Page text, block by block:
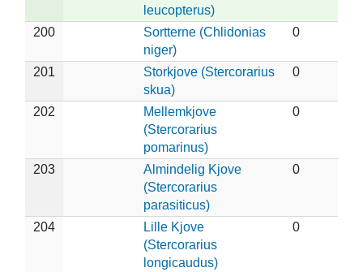
leucopterus)
200
Sortterne (Chlidonias
niger)
0
201
Storkjove (Stercorarius
skua)
0
202
Mellemkjove
(Stercorarius
pomarinus)
0
203
Almindelig Kjove
(Stercorarius
parasiticus)
0
204
Lille Kjove
(Stercorarius
longicaudus)
0